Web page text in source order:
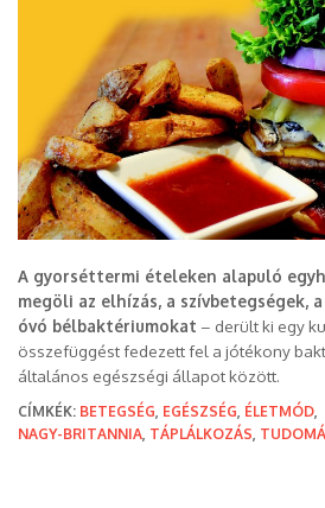
A gyorséttermi ételeken alapuló
megöli az elhízás, a szívbetegségek,
óvó bélbaktériumokat – derült ki egy
összefüggést fedezett fel a jótékony
általános egészségi állapot között.
CÍMKÉK: BETEGSÉG, EGÉSZSÉG, ÉLETMÓD,
NAGY-BRITANNIA, TÁPLÁLKOZÁS,